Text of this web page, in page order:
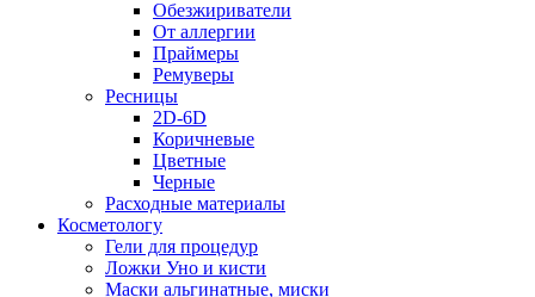
Обезжириватели
От аллергии
Праймеры
Ремуверы
Ресницы
2D-6D
Коричневые
Цветные
Черные
Расходные материалы
Косметологу
Гели для процедур
Ложки Уно и кисти
Маски альгинатные, миски